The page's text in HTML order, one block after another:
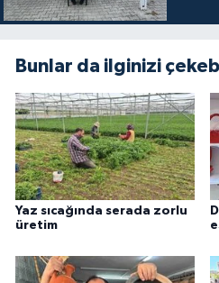
Bunlar da ilginizi
Yaz sıcağında serada zorlu
üretim